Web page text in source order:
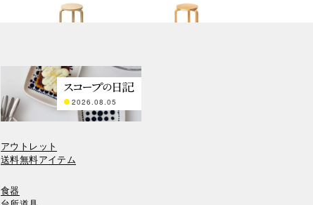
2026.08.05
アウトレット
送料無料アイテム
食器